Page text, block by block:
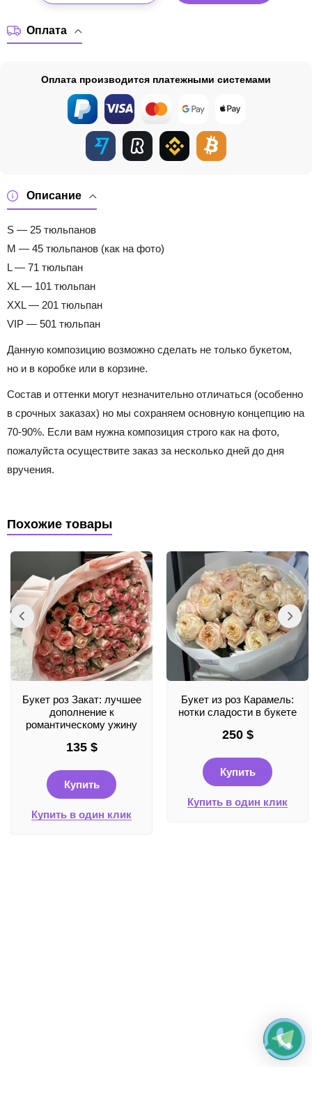
Описание
S — 25 тюльпанов
M — 45 тюльпанов (как на фото)
L — 71 тюльпан
XL — 101 тюльпан
XXL — 201 тюльпан
VIP — 501 тюльпан
Данную композицию возможно сделать не только букетом,
но и в коробке или в корзине.
Состав и оттенки могут незначительно отличаться (особенно
в срочных заказах) но мы сохраняем основную концепцию на
70-90%. Если вам нужна композиция строго как на фото,
пожалуйста осуществите заказ за несколько дней до дня
вручения.
Оплата
Оплата производится платежными системами
Похожие товары
Букет роз Закат: лучшее
дополнение к
романтическому ужину
135 $
Купить
Купить в один клик
Букет из роз Карамель:
нотки сладости в букете
250 $
Купить
Купить в один клик